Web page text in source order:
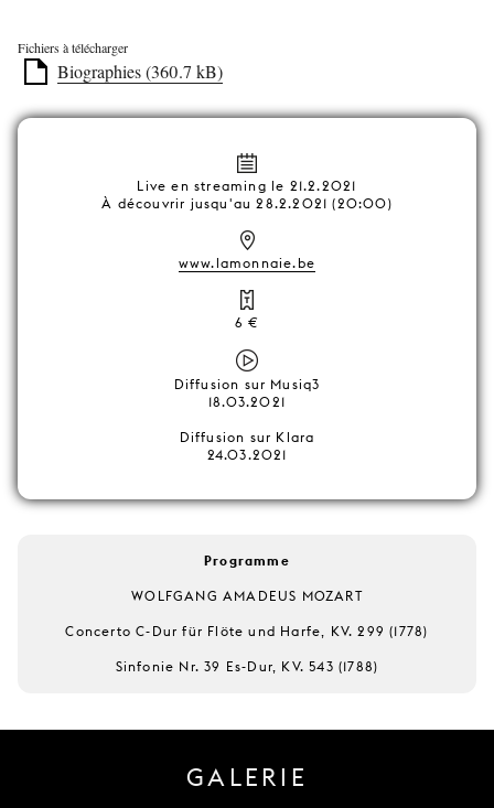
Fichiers à télécharger
Biographies (360.7 kB)
Live en streaming le 21.2.2021
À découvrir jusqu'au 28.2.2021 (20:00)
www.lamonnaie.be
6 €
Diffusion sur Musiq3
18.03.2021
Diffusion sur Klara
24.03.2021
Programme
WOLFGANG AMADEUS MOZART
Concerto C-Dur für Flöte und Harfe, KV. 299 (1778)
Sinfonie Nr. 39 Es-Dur, KV. 543 (1788)
GALERIE